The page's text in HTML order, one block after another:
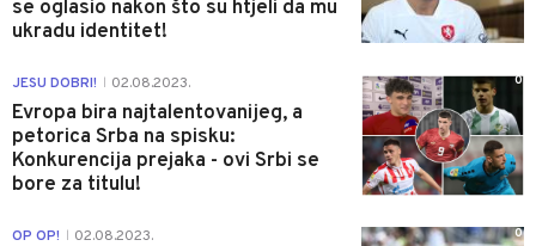
se oglasio nakon što su htjeli da mu
ukradu identitet!
JESU DOBRI! 02.08.2023.
Evropa bira najtalentovanijeg, a
petorica Srba na spisku:
Konkurencija prejaka - ovi Srbi se
bore za titulu!
0
OP OP! 02.08.2023. 0